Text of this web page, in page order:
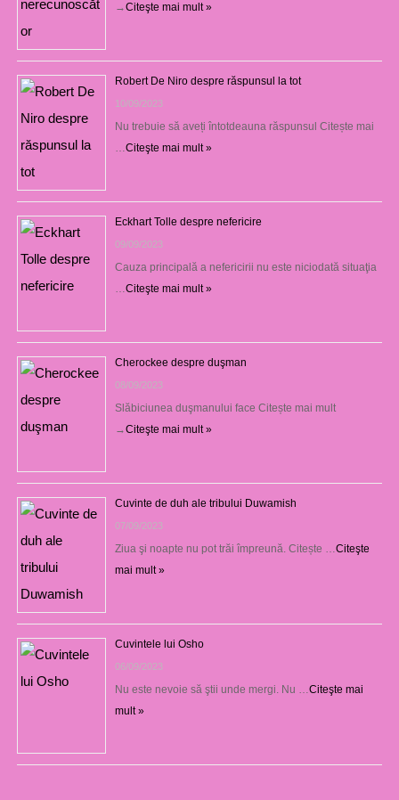
→Citeşte mai mult »
Robert De Niro despre răspunsul la tot
10/09/2023
Nu trebuie să aveți întotdeauna răspunsul Citește mai
…Citeşte mai mult »
Eckhart Tolle despre nefericire
09/09/2023
Cauza principală a nefericirii nu este niciodată situaţia
…Citeşte mai mult »
Cherockee despre duşman
08/09/2023
Slăbiciunea duşmanului face Citește mai mult
→Citeşte mai mult »
Cuvinte de duh ale tribului Duwamish
07/09/2023
Ziua şi noapte nu pot trăi împreună. Citește …Citeşte
mai mult »
Cuvintele lui Osho
06/09/2023
Nu este nevoie să ştii unde mergi. Nu …Citeşte mai
mult »